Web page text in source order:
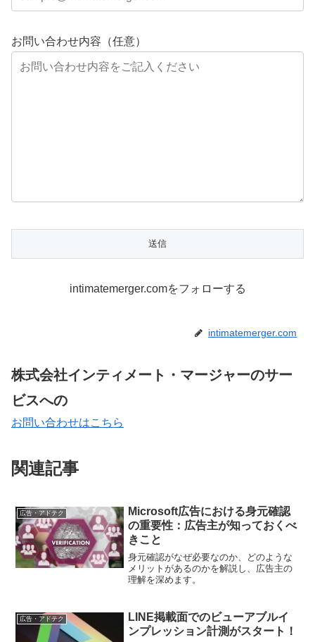
お問い合わせ内容（任意）
intimatemerger.comをフォローする
intimatemerger.com
株式会社インティメート・マージャーのサー
ビスへの
お問い合わせはこちら
関連記事
広告・アドテク
Microsoft広告における身元確認
の重要性：広告主が知っておくべ
きこと
身元確認がなぜ必要なのか、どのような
メリットがあるのかを解説し、広告主の
理解を深めます。
広告・アドテク
LINE掲載面でのビューアブルイ
ンプレッション計測がスタート！